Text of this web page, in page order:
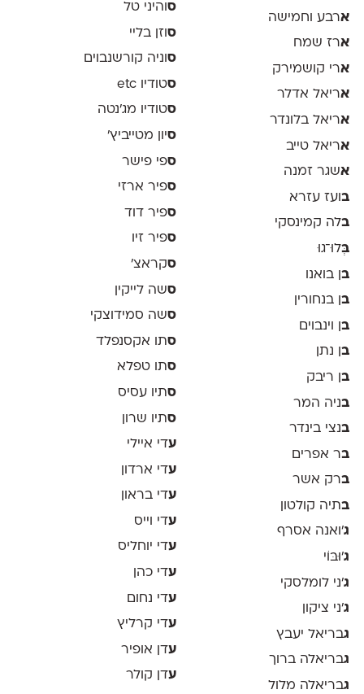
ארבע וחמישה
ארז שמח
ארי קושמירק
אריאל אדלר
אריאל בלונדר
אריאל טייב
אשגר זמנה
בועז עזרא
בלה קמינסקי
בְּלוּ־גוּ
בן בואנו
בן בנחורין
בן וינבוים
בן נתן
בן ריבק
בניה המר
בנצי בינדר
בר אפרים
ברק אשר
בתיה קולטון
ג'ואנה אסרף
ג'וּבּוֹי
ג׳ני לומלסקי
ג׳ני ציקון
גבריאל יעבץ
גבריאלה ברוך
גבריאלה מלול
ס והיני טל
ס וזן בליי
סוניה קורשנבוים
סטודיו etc
סטודיו מג'נטה
סיון מטייביץ׳
ספי פישר
ספיר ארזי
ספיר דוד
ספיר זיו
סקראצ׳
סשה לייקין
סשה סמידוצקי
סתו אקסנפלד
סתו טפלא
סתיו עסיס
סתיו שרון
עדי איילי
עדי ארדון
עדי בראון
עדי וייס
עדי יוחליס
עדי כהן
עדי נחום
עדי קרליץ
עדן אופיר
עדן קולר